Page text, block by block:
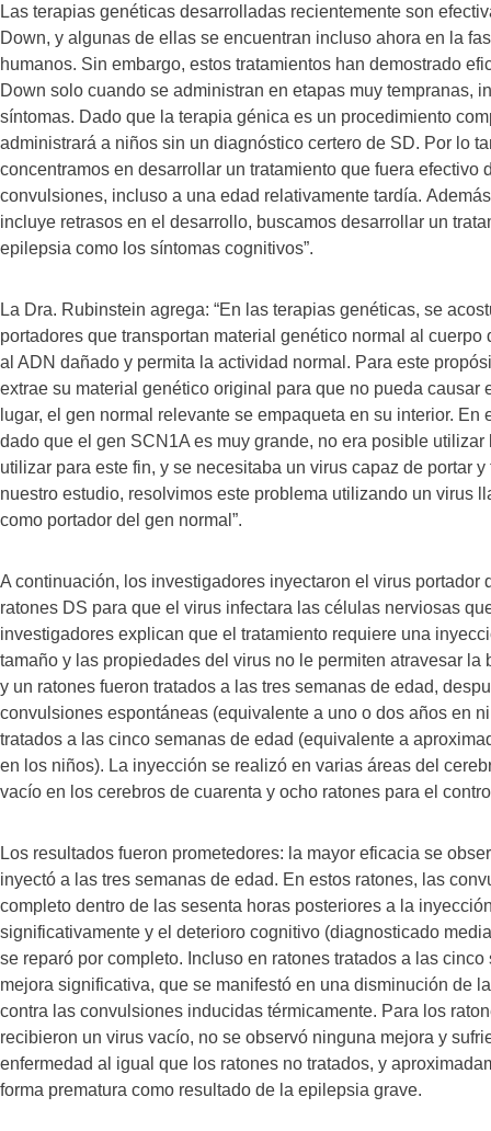
Las terapias genéticas desarrolladas recientemente son
Down, y algunas de ellas se encuentran incluso ahora en la
humanos. Sin embargo, estos tratamientos han demostrado
Down solo cuando se administran en etapas muy tempranas,
síntomas. Dado que la terapia génica es un procedimiento
administrará a niños sin un diagnóstico certero de SD. Por lo
concentramos en desarrollar un tratamiento que fuera efectivo
convulsiones, incluso a una edad relativamente tardía.
incluye retrasos en el desarrollo, buscamos desarrollar un
epilepsia como los síntomas cognitivos”.
La Dra. Rubinstein agrega: “En las terapias genéticas, se
portadores que transportan material genético normal al
al ADN dañado y permita la actividad normal. Para este
extrae su material genético original para que no pueda causar
lugar, el gen normal relevante se empaqueta en su interior.
dado que el gen SCN1A es muy grande, no era posible
utilizar para este fin, y se necesitaba un virus capaz de portar
nuestro estudio, resolvimos este problema utilizando un virus
como portador del gen normal”.
A continuación, los investigadores inyectaron el virus portador
ratones DS para que el virus infectara las células nerviosas
investigadores explican que el tratamiento requiere una
tamaño y las propiedades del virus no le permiten atravesar la
y un ratones fueron tratados a las tres semanas de edad,
convulsiones espontáneas (equivalente a uno o dos años en
tratados a las cinco semanas de edad (equivalente a
en los niños). La inyección se realizó en varias áreas del
vacío en los cerebros de cuarenta y ocho ratones para el
Los resultados fueron prometedores: la mayor eficacia se
inyectó a las tres semanas de edad. En estos ratones, las
completo dentro de las sesenta horas posteriores a la
significativamente y el deterioro cognitivo (diagnosticado
se reparó por completo. Incluso en ratones tratados a las
mejora significativa, que se manifestó en una disminución de
contra las convulsiones inducidas térmicamente. Para los
recibieron un virus vacío, no se observó ninguna mejora y
enfermedad al igual que los ratones no tratados, y
forma prematura como resultado de la epilepsia grave.